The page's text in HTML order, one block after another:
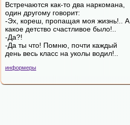
Встречаются как-то два наркомана,
один другому говорит:
-Эх, кореш, пропащая моя жизнь!.. А
какое детство счастливое было!..
-Да?!
-Да ты что! Помню, почти каждый
день весь класс на уколы водил!..
информеры